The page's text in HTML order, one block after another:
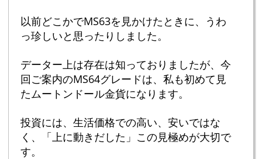
以前どこかでMS63を見かけたときに、うわ
っ珍しいと思ったりしました。
データー上は存在は知っておりましたが、今
回ご案内のMS64グレードは、私も初めて見
たムートンドール金貨になります。
投資には、生活価格での高い、安いではな
く、「上に動きだした」この見極めが大切で
す。